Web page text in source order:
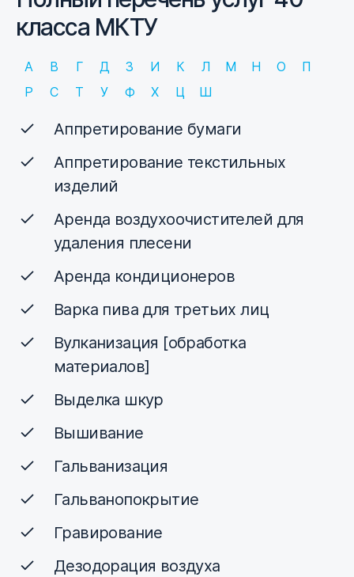
класса МКТУ
А В Г Д З И К Л М Н О
П
Р
С Т У Ф Х Ц Ш
Аппретирование бумаги
Аппретирование текстильных
изделий
Аренда воздухоочистителей для
удаления плесени
Аренда кондиционеров
Варка пива для третьих лиц
Вулканизация [обработка
материалов]
Выделка шкур
Вышивание
Гальванизация
Гальванопокрытие
Гравирование
Дезодорация воздуха